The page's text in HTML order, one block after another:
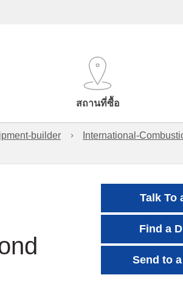
สถานที่ซื้อ
builder
International-
Talk To
Find a
Send to